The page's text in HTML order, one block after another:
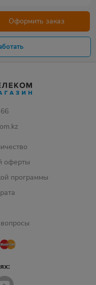
Оформить заказ
оферты
программы